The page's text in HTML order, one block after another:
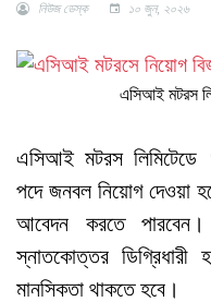
নিউজ ডেস্ক ১০ জুন, ২০২৬
এসিআই মটরস
এসিআই মটরস লিমিটেডে
পদে জনবল নিয়োগ দেওয়া
আবেদন করতে
স্নাতকোত্তর
মানসিকতা থাকতে হবে।